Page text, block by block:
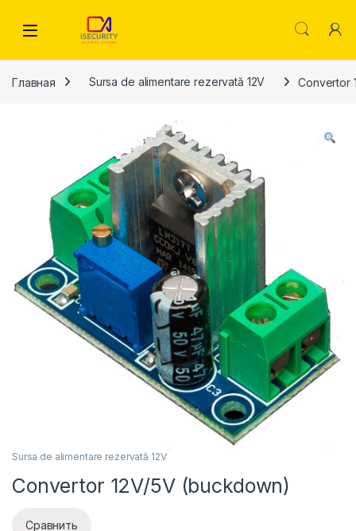
Главная Sursa de alimentare rezervată 12V Convertor
Sursa de alimentare rezervată 12V
Convertor 12V/5V (buckdown)
Сравнить